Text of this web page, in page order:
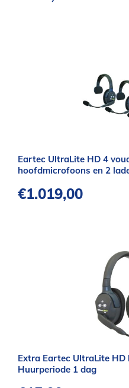
Eartec UltraLite HD 4
hoofdmicrofoons en 2
€1.019,00
Extra Eartec UltraLite
Huurperiode 1 dag